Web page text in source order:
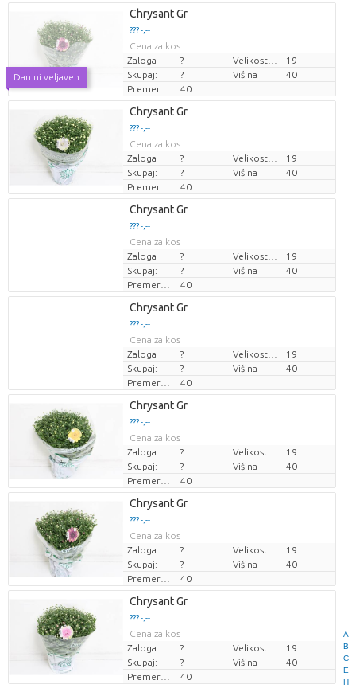
A
B
C
E
H
Dan ni veljaven
Chrysant Gr
??? -,--
Cena za kos
Zaloga
?
19
Skupaj:
? Višina
40
Premer rastline
40
Loading...
??? -,--
Cena za kos
Loading...
??? -,--
Cena za kos
Loading...
??? -,--
Cena za kos
Loading...
??? -,--
Cena za kos
Loading...
??? -,--
Cena za kos
Loading...
??? -,--
Cena za kos
Chrysant Gr
??? -,--
Cena za kos
Zaloga
?
19
Skupaj:
? Višina
40
Premer rastline
40
Chrysant Gr
??? -,--
Cena za kos
Zaloga
?
19
Skupaj:
? Višina
40
Premer rastline
40
Chrysant Gr
??? -,--
Cena za kos
Zaloga
?
19
Skupaj:
? Višina
40
Premer rastline
40
Chrysant Gr
??? -,--
Cena za kos
Zaloga
?
19
Skupaj:
? Višina
40
Premer rastline
40
Chrysant Gr
??? -,--
Cena za kos
Zaloga
?
19
Skupaj:
? Višina
40
Premer rastline
40
Chrysant Gr
??? -,--
Cena za kos
Zaloga
?
19
Skupaj:
? Višina
40
Premer rastline
40